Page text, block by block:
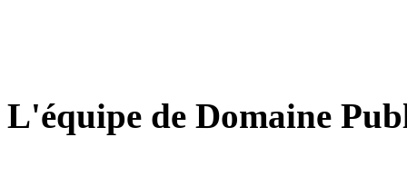
L'équipe de Domaine